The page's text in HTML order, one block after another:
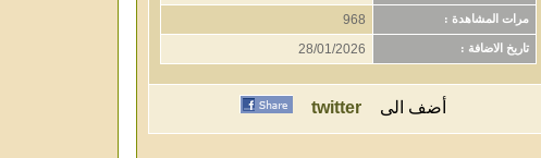
مرات المشاهدة : 968
تاريخ الاضافة : 28/01/2026
أضف الى twitter